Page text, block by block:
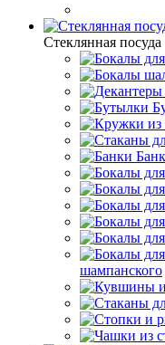
Стеклянная посуда
шампанского